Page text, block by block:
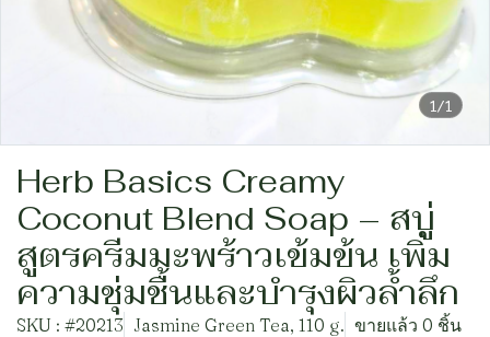
1/1
Herb Basics Creamy
Coconut Blend Soap – สบู่
สูตรครีมมะพร้าวเข้มข้น เพิ่ม
ความชุ่มชื้นและบำรุงผิวล้ำลึก
SKU : #20213 Jasmine Green Tea, 110 g. ขายแล้ว 0 ชิ้น